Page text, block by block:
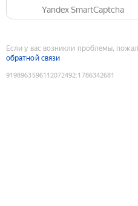
Yandex SmartCaptcha
Если у вас возникли проблемы,
обратной связи
9198963596112072492:1786342681